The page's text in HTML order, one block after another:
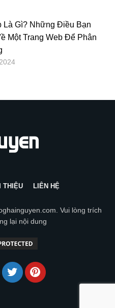
Là Gì? Những Điều Bạn
Một Trang Web Để Phân
THIỆU LIÊN HỆ
. Vui lòng trích
lại nội dung